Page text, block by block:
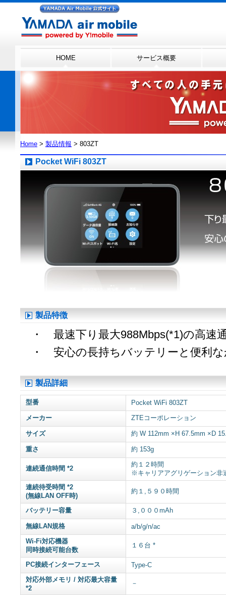
HOME サービス概要
Home > 製品情報 > 803ZT
Pocket WiFi 803ZT
製品特徴
・ 最速下り最大988Mbps(*1)の高速
・ 安心の長持ちバッテリーと便利な
製品詳細
型番
Pocket WiFi 803ZT
メーカー
ZTEコーポレーション
サイズ 約 W 112mm ×H 67.5mm ×D
重さ 約 153g
連続通信時間 *2
約１２時間
※キャリアアグリゲーション非
連続待受時間 *2
(無線LAN OFF時)
約１,５９０時間
バッテリー容量 ３,０００mAh
無線LAN規格
a/b/g/n/ac
Wi-Fi対応機器
同時接続可能台数
１６台 *
PC接続インターフェース
Type-C
対応外部メモリ / 対応最大容量
*2
－